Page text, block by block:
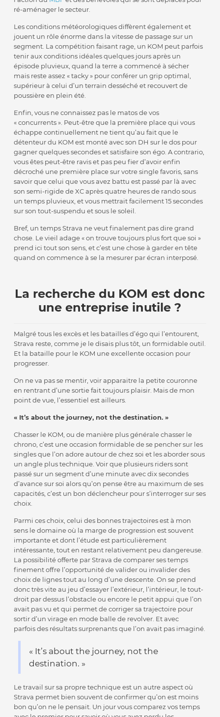
ré-aménager le secteur.
Les conditions météorologiques diffèrent également et
jouent un rôle énorme dans la vitesse de passage sur un
segment. La compétition faisant rage, un KOM peut parfois
tenir aux conditions idéales quelques jours après un
épisode pluvieux, quand la terre a commencé à sécher
mais reste assez « tacky » pour conférer un grip optimal,
supérieur à celui d’un terrain desséché et recouvert de
poussière en plein été.
Enfin, vous ne connaissez pas le matos de vos
« concurrents ». Peut-être que la première place qui vous
échappe continuellement ne tient qu’au fait que le
détenteur du KOM est monté avec son DH sur le dos pour
gagner quelques secondes et satisfaire son égo. A contrario,
vous êtes peut-être ravis et pas peu fier d’avoir enfin
décroché une première place sur votre single favoris, sans
savoir que celui que vous avez battu est passé par là avec
son semi-rigide de XC après quatre heures de rando sous
un temps pluvieux, et vous mettrait facilement 15 secondes
sur son tout-suspendu et sous le soleil.
Bref, un temps Strava ne veut finalement pas dire grand
chose. Le vieil adage « on trouve toujours plus fort que soi »
prend ici tout son sens, et c’est une chose à garder en tête
quand on commence à se la mesurer par écran interposé.
La recherche du KOM est donc
une entreprise inutile ?
Malgré tous les excès et les batailles d’égo qui l’entourent,
Strava reste, comme je le disais plus tôt, un formidable outil.
Et la bataille pour le KOM une excellente occasion pour
progresser.
On ne va pas se mentir, voir apparaitre la petite couronne
en rentrant d’une sortie fait toujours plaisir. Mais de mon
point de vue, l’essentiel est ailleurs.
« It’s about the journey, not the destination. »
Chasser le KOM, ou de manière plus générale chasser le
chrono, c’est une occasion formidable de se pencher sur les
singles que l’on adore autour de chez soi et les aborder sous
un angle plus technique. Voir que plusieurs riders sont
passé sur un segment d’une minute avec dix secondes
d’avance sur soi alors qu’on pense être au maximum de ses
capacités, c’est un bon déclencheur pour s’interroger sur ses
choix.
Parmi ces choix, celui des bonnes trajectoires est à mon
sens le domaine où la marge de progression est souvent
importante et dont l’étude est particulièrement
intéressante, tout en restant relativement peu dangereuse.
La possibilité offerte par Strava de comparer ses temps
finement offre l’opportunité de valider ou invalider des
choix de lignes tout au long d’une descente. On se prend
donc très vite au jeu d’essayer l’extérieur, l’intérieur, le tout-
droit par dessus l’obstacle ou encore le petit appui que l’on
avait pas vu et qui permet de corriger sa trajectoire pour
sortir d’un virage en mode balle de revolver. Et avec
parfois des résultats surprenants que l’on avait pas imaginé.
« It’s about the journey, not the
destination. »
Le travail sur sa propre technique est un autre aspect où
Strava permet bien souvent de confirmer qu’on est moins
bon qu’on ne le pensait. Un jour vous comparez vos temps